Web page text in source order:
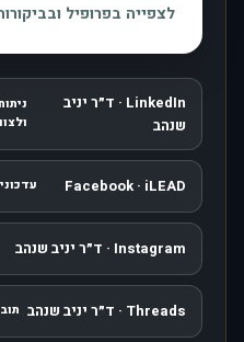
לצפייה בפרופיל
LinkedIn · ד״ר יניב
שנהב
, נפתח בחלון חדש
Facebook · iLEAD
, נפתח בחלון חדש
Instagram · ד״ר יניב שנהב
, נפתח בחלון חדש
Threads · ד״ר יניב שנהב
, נפתח בחלון חדש